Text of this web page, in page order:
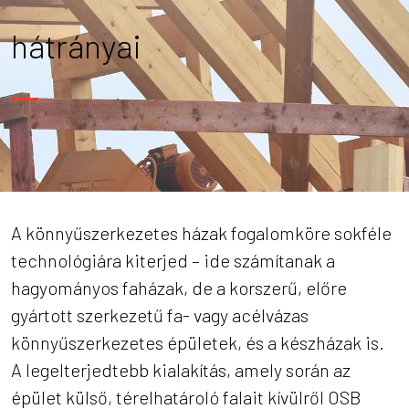
hátrányai
A könnyűszerkezetes házak fogalomköre sokféle
technológiára kiterjed – ide számítanak a
hagyományos faházak, de a korszerű, előre
gyártott szerkezetű fa- vagy acélvázas
könnyűszerkezetes épületek, és a készházak is.
A legelterjedtebb kialakítás, amely során az
épület külső, térelhatároló falait kívülről OSB